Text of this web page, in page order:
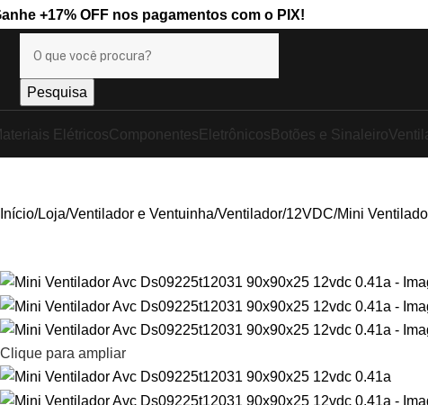
+17% OFF nos pagamentos com o PIX!
Pesquisa
ElétricosComponentes Eletrônicos Botões e Sinaleiro
Início Loja Ventilador e Ventuinha Ventilador 12VDC Mini
Clique para ampliar